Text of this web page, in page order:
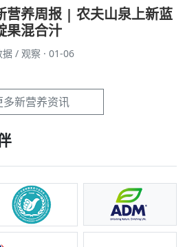
营养周报 | 农夫山泉上新蓝
果混合汁
据 / 观察 · 01-06
多新营养资讯